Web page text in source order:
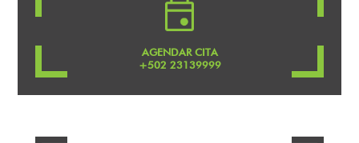
AGENDAR CITA
+502 23139999